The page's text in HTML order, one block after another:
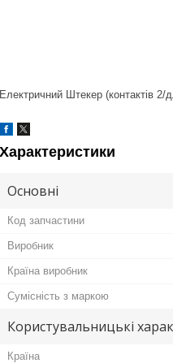
Електричний Штекер (контактів
Характеристики
Основні
Код запчастини
Виробник
Країна виробник
Сумісність з маркою
Користувальницькі
Країна